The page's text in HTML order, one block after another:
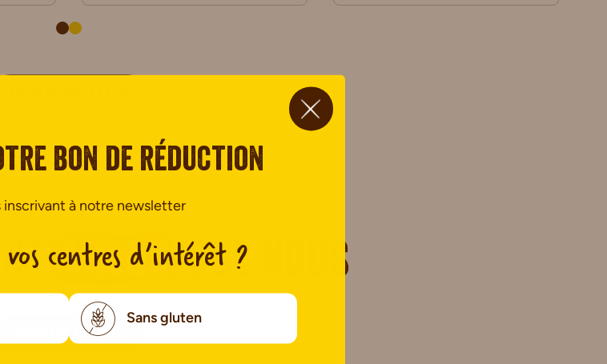
mieuxque nous
AJOUTER UN AVIS
bon de réduction
inscrivant à notre newsletter
centres d’intérêt ?
Sans gluten